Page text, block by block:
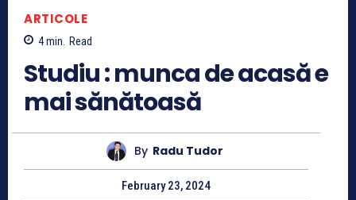
ARTICOLE
4min. Read
Studiu : munca de acasă e
mai sănătoasă
By Radu Tudor
February 23, 2024